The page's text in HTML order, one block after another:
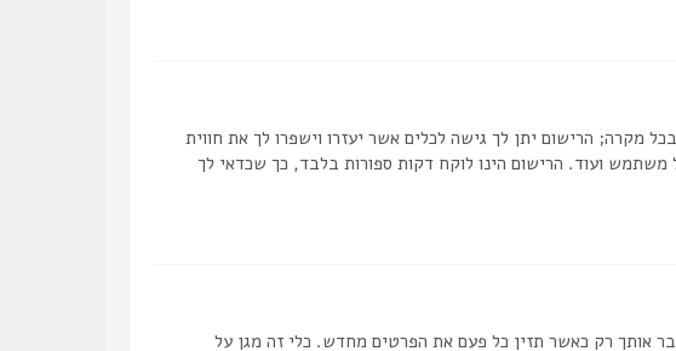
מקרה; הרישום יתן לך גישה לכלים אשר יעזרו וישפרו לך את חווית
ועוד. הרישום הינו לוקח דקות ספורות בלבד, כך שכדאי לך
רק כאשר תזין כל פעם את הפרטים מחדש. כלי זה מגן על